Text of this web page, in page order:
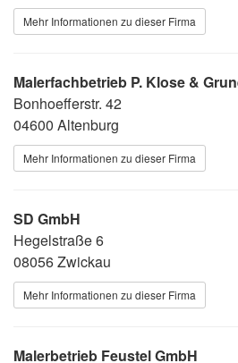
Mehr Informationen zu dieser Firma
Malerfachbetrieb P. Klose &
Bonhoefferstr. 42
04600 Altenburg
Mehr Informationen zu dieser Firma
SD GmbH
Hegelstraße 6
08056 Zwickau
Mehr Informationen zu dieser Firma
Malerbetrieb Feustel GmbH